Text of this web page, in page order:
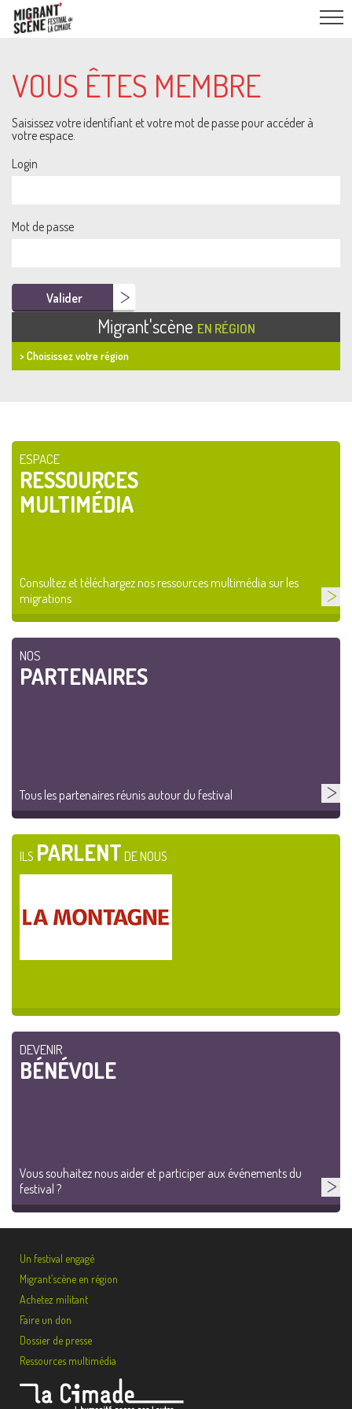
VOUS ÊTES MEMBRE
Saisissez votre identifiant et votre mot de passe pour accéder à
votre espace.
Login
Mot de passe
Migrant'scène EN RÉGION
> Choisissez votre région
ESPACE
RESSOURCES
MULTIMÉDIA
Consultez et téléchargez nos ressources multimédia sur les
migrations
NOS
PARTENAIRES
Tous les partenaires réunis autour du festival
ILS PARLENT DE NOUS
DEVENIR
BÉNÉVOLE
Vous souhaitez nous aider et participer aux événements du
festival ?
Un festival engagé
Migrant’scène en région
Achetez militant
Faire un don
Dossier de presse
Ressources multimédia